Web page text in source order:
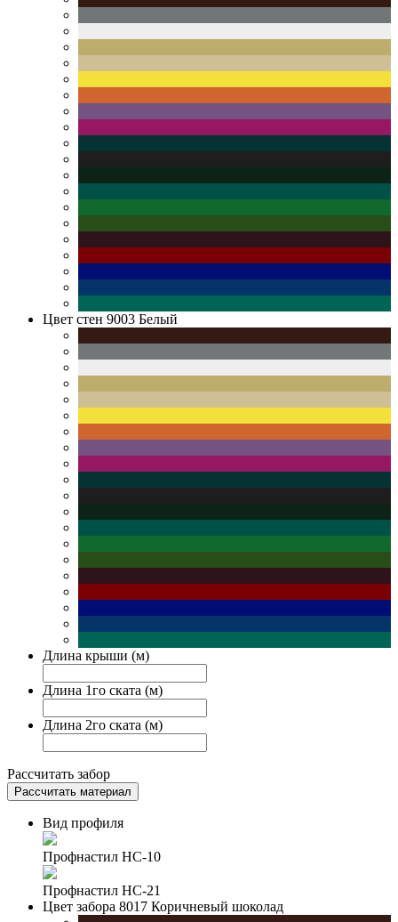
Цвет стен 9003 Белый
Длина крыши (м)
Длина 1го ската (м)
Длина 2го ската (м)
Рассчитать забор
Рассчитать материал
Вид профиля
Профнастил НС-10
Профнастил НС-21
Цвет забора 8017 Коричневый шоколад